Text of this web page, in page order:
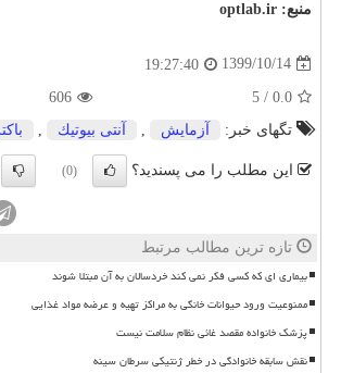
منبع: optlab.ir
1399/10/14
19:27:40
0.0
/
5
606
تگهای خبر:
آزمایش آنتی بیوتیك
این مطلب را می پسندید؟ (0)
تازه ترین مطالب مرتبط
بیماری ای که کسی فکر نمی کند خردسالان به آن مبتلا شوند
ممنوعیت ورود حیوانات خانگی به مراکز تهیه و عرضه مواد غذایی
پزشک خانواده مقصد غائی نظام سلامت نیست
نقش سابقه خانوادگی در خطر ژنتیکی سرطان سینه